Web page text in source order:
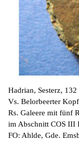
Hadrian, Sesterz,
Vs. Belorbeerter
Rs. Galeere mit fünf
im Abschnitt COS III
FO: Ahlde, Gde.